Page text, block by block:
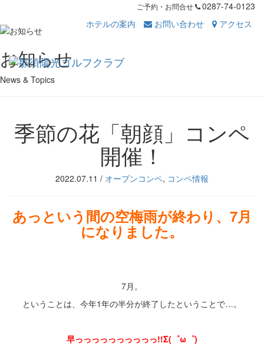
ご予約・お問合せ
0287-74-0123
ホテルの案内
お問い合わせ アクセス
お知らせ
News & Topics
季節の花「朝顔」コンペ
開催！
2022.07.11 / オープンコンペ, コンペ情報
あっという間の空梅雨が終わり、7月
になりました。
7月。
ということは、今年1年の半分が終了したということで…。
早っっっっっっっっっっ!!Σ(゜ω゜)